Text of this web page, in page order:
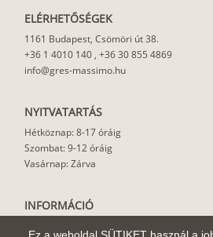
ELÉRHETŐSÉGEK
1161 Budapest, Csömöri út 38.
+36 1 4010 140 , +36 30 855 4869
info@gres-massimo.hu
NYITVATARTÁS
Hétköznap: 8-17 óráig
Szombat: 9-12 óráig
Vasárnap: Zárva
INFORMÁCIÓ